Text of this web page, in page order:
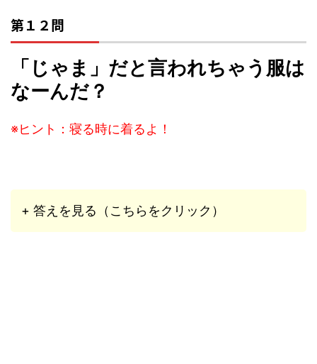
第１２問
「じゃま」だと言われちゃう服は
なーんだ？
※ヒント：寝る時に着るよ！
+ 答えを見る（こちらをクリック）